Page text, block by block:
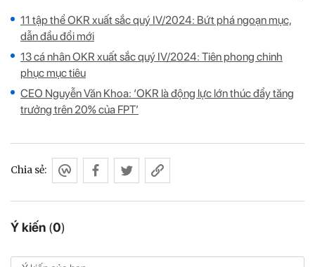
11 tập thể OKR xuất sắc quý IV/2024: Bứt phá ngoạn mục,
dẫn đầu đổi mới
13 cá nhân OKR xuất sắc quý IV/2024: Tiên phong chinh
phục mục tiêu
CEO Nguyễn Văn Khoa: ‘OKR là động lực lớn thúc đẩy tăng
trưởng trên 20% của FPT’
Ý kiến (0)
Chia sẻ: